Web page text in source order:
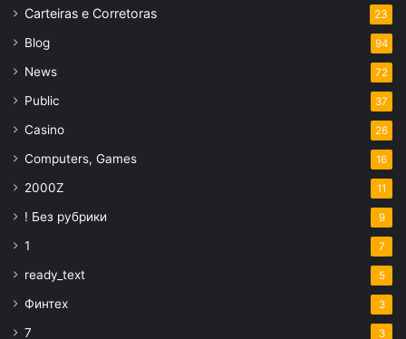
Carteiras e Corretoras 23
Blog 94
News 72
Public 37
Casino 26
Computers, Games 16
2000Z 11
! Без рубрики 9
1 7
ready_text 5
Финтех 3
7 3